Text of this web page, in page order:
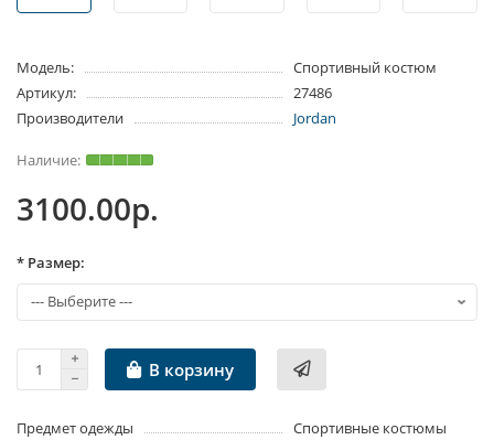
Модель:
Спортивный костюм
Артикул:
27486
Производители
Jordan
3100.00р.
* Размер:
В корзину
Предмет одежды
Спортивные костюмы